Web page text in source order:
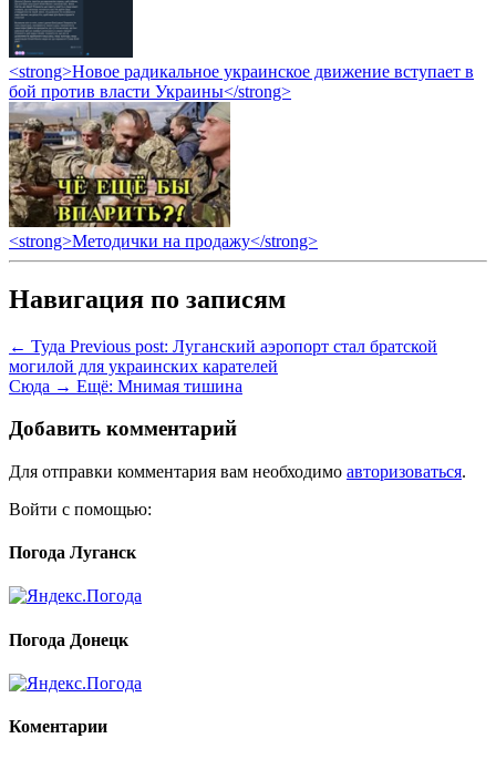
<strong>Новое радикальное украинское движение вступает в
бой против власти Украины</strong>
<strong>Методички на продажу</strong>
Навигация по записям
← Туда Previous post: Луганский аэропорт стал братской
могилой для украинских карателей
Сюда → Ещё: Мнимая тишина
Добавить комментарий
Для отправки комментария вам необходимо авторизоваться.
Войти с помощью:
Погода Луганск
Погода Донецк
Коментарии